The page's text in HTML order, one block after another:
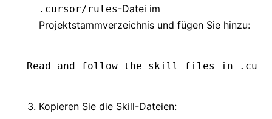
.cursor/rules-Datei im
Projektstammverzeichnis und fügen Sie hinzu:
Read and follow the skill files in
Kopieren Sie die Skill-Dateien: